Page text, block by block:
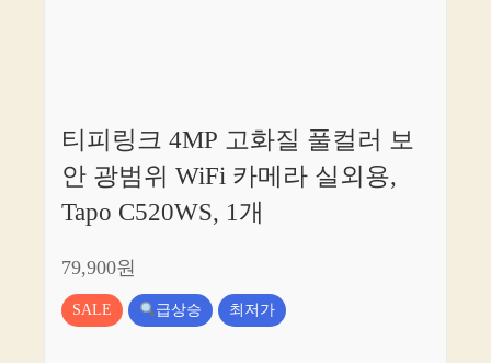
티피링크 4MP 고화질 풀컬러 보
안 광범위 WiFi 카메라 실외용,
Tapo C520WS, 1개
79,900원
SALE 급상승 최저가